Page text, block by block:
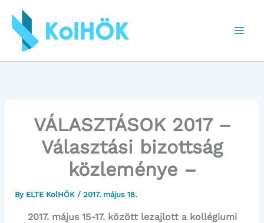
content
VÁLASZTÁSOK 2017 –
Választási bizottság
közleménye –
By ELTE KolHÖK / 2017. május 18.
2017. május 15-17. között lezajlott a kollégiumi